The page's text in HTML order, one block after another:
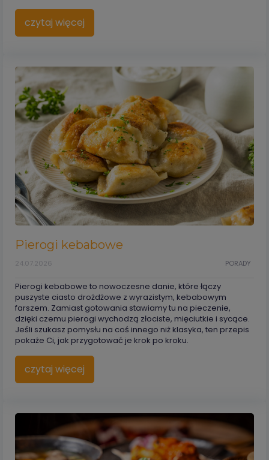
czytaj więcej
Pierogi kebabowe
PORADY
24.07.2026
Pierogi kebabowe to nowoczesne danie, które łączy
puszyste ciasto drożdżowe z wyrazistym, kebabowym
farszem. Zamiast gotowania stawiamy tu na pieczenie,
dzięki czemu pierogi wychodzą złociste, mięciutkie i sycące.
Jeśli szukasz pomysłu na coś innego niż klasyka, ten przepis
pokaże Ci, jak przygotować je krok po kroku.
czytaj więcej